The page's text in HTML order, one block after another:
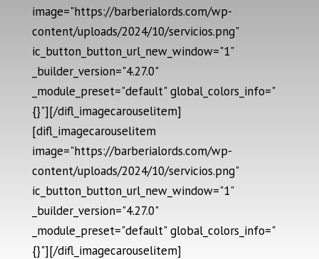
image="https://barberialords.com/wp-
content/uploads/2024/10/servicios.png"
ic_button_button_url_new_window="1"
_builder_version="4.27.0"
_module_preset="default" global_colors_info="
{}"][/difl_imagecarouselitem]
[difl_imagecarouselitem
image="https://barberialords.com/wp-
content/uploads/2024/10/servicios.png"
ic_button_button_url_new_window="1"
_builder_version="4.27.0"
_module_preset="default" global_colors_info="
{}"][/difl_imagecarouselitem]